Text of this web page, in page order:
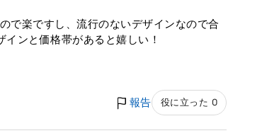
で楽ですし、流行のないデザインなので合
ンと価格帯があると嬉しい！
報告 役に立った 0